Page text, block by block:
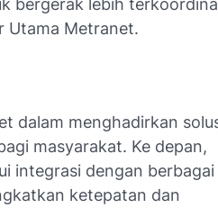
bergerak lebih
Utama Metranet.
dalam menghadirkan
masyarakat. Ke depan,
integrasi dengan berbagai
ketepatan dan